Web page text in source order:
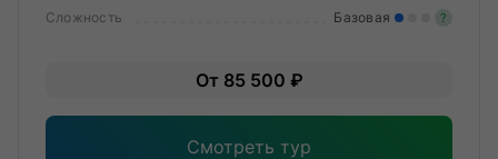
Сложность
Базовая ?
От 85 500 ₽
Смотреть тур